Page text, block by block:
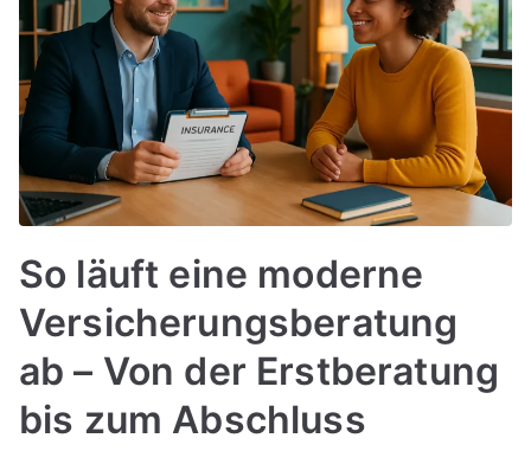
So läuft eine moderne
Versicherungsberatung
ab – Von der Erstberatung
bis zum Abschluss